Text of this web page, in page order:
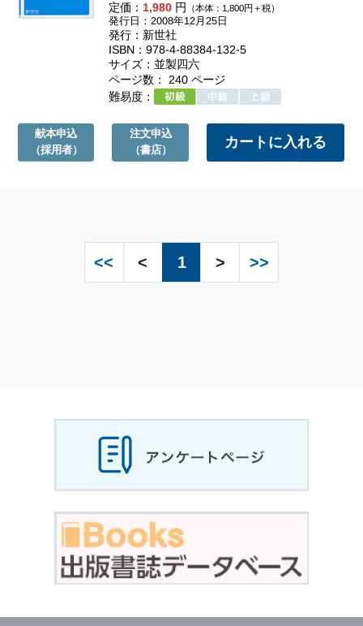
定価： 1,980 円 （本体：1,800円＋税）
発行日：2008年12月25日
発行：新世社
ISBN：978-4-88384-132-5
サイズ：並製四六
ページ数： 240 ページ
難易度：
献本申込
（採用者）
注文申込
（書店）
<< < 1 > >>